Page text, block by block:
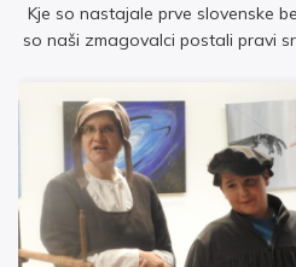
Kje so nastajale prve slovenske
so naši zmagovalci postali pravi